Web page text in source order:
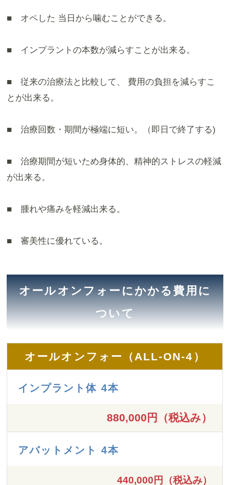
■ オペした 当日から噛むことができる。
■ インプラントの本数が減らすことが出来る。
■ 従来の治療法と比較して、 費用の負担を減らすこ
とが出来る。
■ 治療回数・期間が極端に短い。（即日で終了する)
■ 治療期間が短いため身体的、精神的ストレスの軽減
が出来る。
■ 腫れや痛みを軽減出来る。
■ 審美性に優れている。
オールオンフォーにかかる費用に
ついて
オールオンフォー（ALL-ON-4）
インプラント体 4本
880,000円（税込み）
アバットメント 4本
440,000円（税込み）